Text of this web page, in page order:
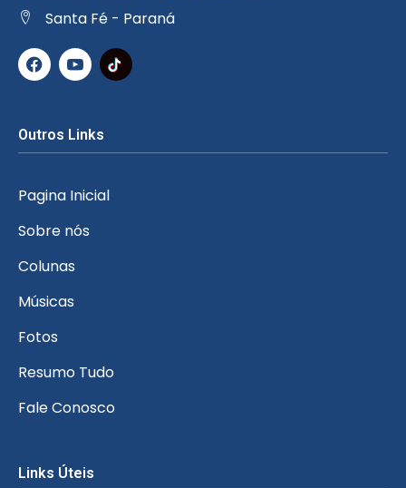
Santa Fé - Paraná
Outros Links
Pagina Inicial
Sobre nós
Colunas
Músicas
Fotos
Resumo Tudo
Fale Conosco
Links Úteis